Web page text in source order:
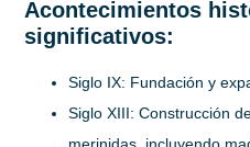
Acontecimientos
significativos:
Siglo IX: Fundación y
Siglo XIII: Construcción